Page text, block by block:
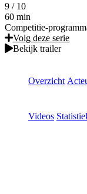
9 / 10
60 min
Competitie-
Volg deze serie
Bekijk trailer
Overzicht
Videos